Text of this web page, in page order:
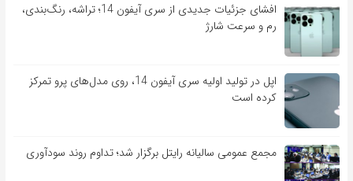
افشای جزئیات جدیدی از سری آیفون 14؛ تراشه، رنگ‌بندی،
رم و سرعت شارژ
اپل در تولید اولیه سری آیفون 14، روی مدل‌های پرو تمرکز
کرده است
مجمع عمومی سالیانه رایتل برگزار شد؛ تداوم روند سودآوری